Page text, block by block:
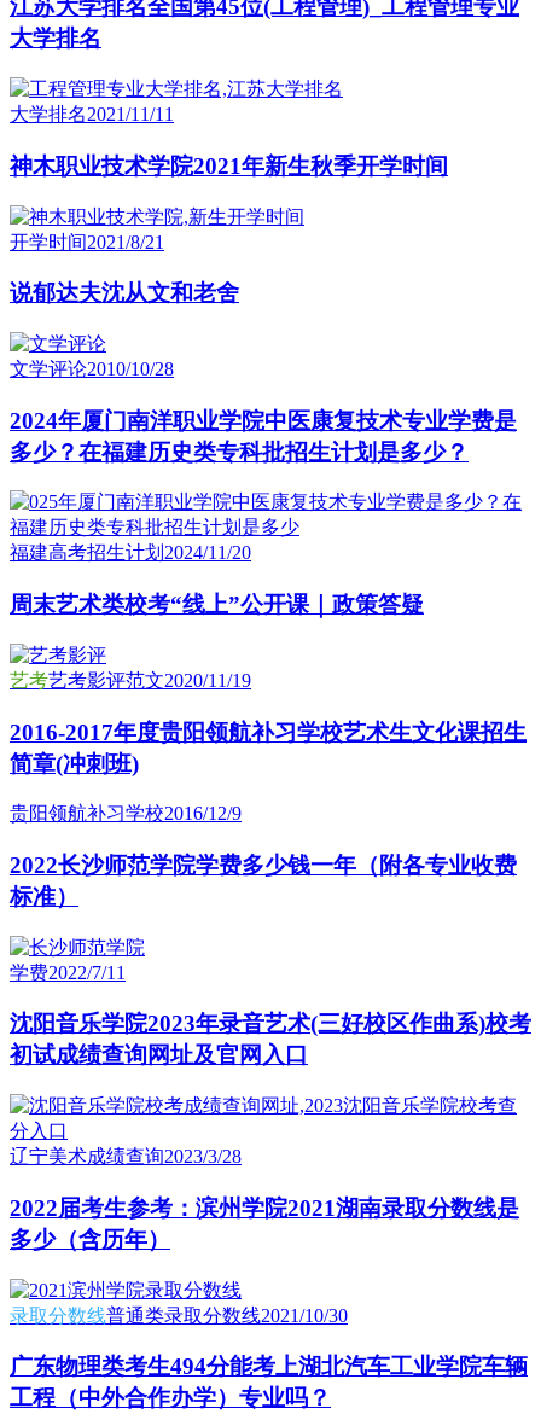
江苏大学排名全国第45位(工程管理)_工程管理专业
大学排名
大学排名2021/11/11
神木职业技术学院2021年新生秋季开学时间
开学时间2021/8/21
说郁达夫沈从文和老舍
文学评论2010/10/28
2024年厦门南洋职业学院中医康复技术专业学费是
多少？在福建历史类专科批招生计划是多少？
福建高考招生计划 2024/11/20
周末艺术类校考“线上”公开课｜政策答疑
艺考艺考影评范文2020/11/19
2016-2017年度贵阳领航补习学校艺术生文化课招生
简章(冲刺班)
贵阳领航补习学校2016/12/9
2022长沙师范学院学费多少钱一年（附各专业收费
标准）
学费2022/7/11
沈阳音乐学院2023年录音艺术(三好校区作曲系)校考
初试成绩查询网址及官网入口
辽宁美术成绩查询2023/3/28
2022届考生参考：滨州学院2021湖南录取分数线是
多少（含历年）
录取分数线普通类录取分数线2021/10/30
广东物理类考生494分能考上湖北汽车工业学院车辆
工程（中外合作办学）专业吗？